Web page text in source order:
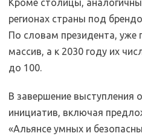
Кроме столицы,
регионах страны под
По словам президента, уже
массив, а к 2030 году их
до 100.
В завершение выступления
инициатив, включая
«Альянсе умных и